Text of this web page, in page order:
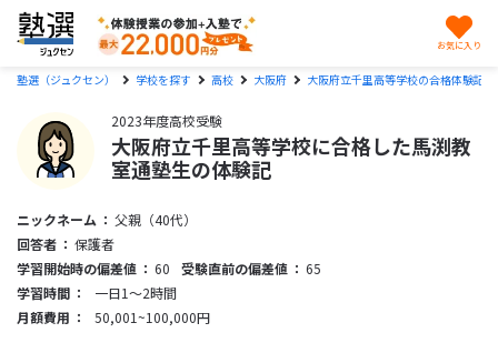
塾選（ジュクセン） 学校を探す 高校 大阪府 大阪府立千里高等学校の合格体験記
2023年度高校受験
大阪府立千里高等学校に合格した馬渕教
室通塾生の体験記
ニックネーム
父親（40代）
回答者
保護者
学習開始時の偏差値
60 受験直前の偏差値
65
学習時間
一日1〜2時間
月額費用
50,001~100,000円
お気に入り